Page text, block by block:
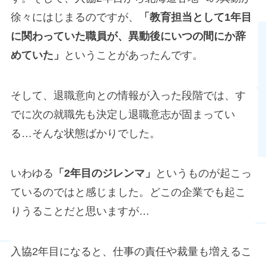
徐々にはじまるのですが、
「教育担当として1年目
に関わっていた職員が、異動後にいつの間にか辞
めていた」
ということがあったんです。
そして、退職意向との情報が入った段階では、す
でに次の就職先も決定し退職意志が固まってい
る…そんな状態ばかりでした。
いわゆる 「2年目のジレンマ」
というものが起こっ
ているのではと感じました。どこの企業でも起こ
りうることだと思いますが…
入協2年目になると、仕事の責任や裁量も増えるこ